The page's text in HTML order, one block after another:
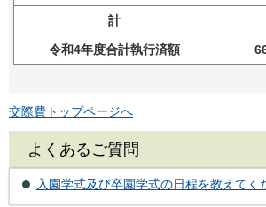
計
令和4年度合計執行済額
交際費トップページへ
よくあるご質問
入園学式及び卒園学式の日程を教えてく